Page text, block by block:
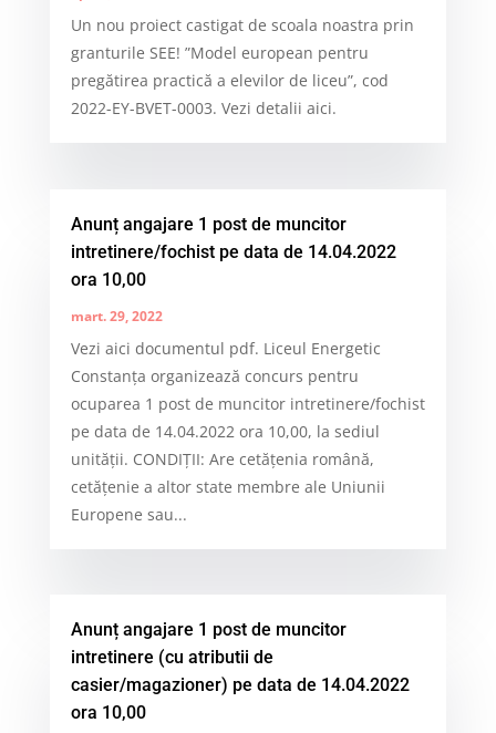
Un nou proiect castigat de scoala noastra prin
granturile SEE! ”Model european pentru
pregătirea practică a elevilor de liceu”, cod
2022-EY-BVET-0003. Vezi detalii aici.
Anunț angajare 1 post de muncitor
intretinere/fochist pe data de 14.04.2022
ora 10,00
mart. 29, 2022
Vezi aici documentul pdf. Liceul Energetic
Constanța organizează concurs pentru
ocuparea 1 post de muncitor intretinere/fochist
pe data de 14.04.2022 ora 10,00, la sediul
unităţii. CONDIŢII: Are cetăţenia română,
cetăţenie a altor state membre ale Uniunii
Europene sau...
Anunț angajare 1 post de muncitor
intretinere (cu atributii de
casier/magazioner) pe data de 14.04.2022
ora 10,00